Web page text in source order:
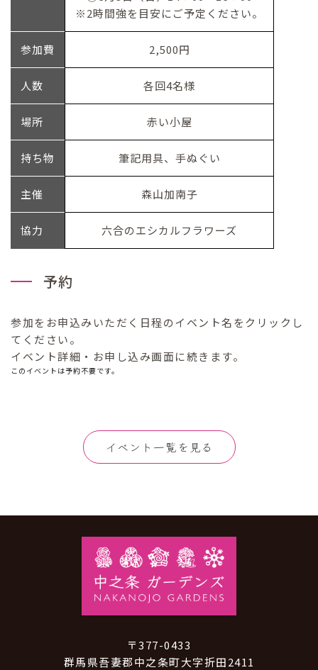
※2時間強を目安にご予定ください。
参加費 2,500円
人数 各回4名様
場所 赤い小屋
持ち物 筆記用具、手ぬぐい
主催 森山加南子
協力 六合のエシカルフラワーズ
予約
参加をお申込みいただく日程のイベント名をクリックし
てください。
イベント詳細・お申し込み画面に続きます。
このイベントは予約不要です。
イベント一覧を見る
〒377-0433
群馬県吾妻郡中之条町大字折田2411